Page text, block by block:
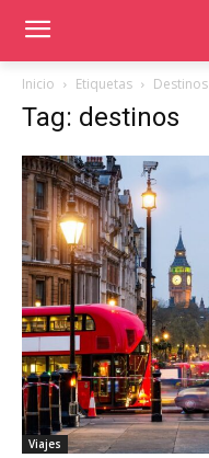
Inicio Etiquetas Destinos
Tag: destinos
Viajes